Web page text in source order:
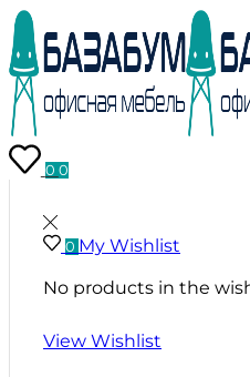
0 0
0 My Wishlist
No products in the
View Wishlist